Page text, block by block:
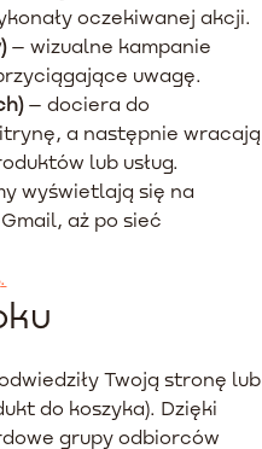
oczekiwanej akcji.
– wizualne kampanie
uwagę.
– dociera do
a następnie wracają
lub usług.
wyświetlają się na
aż po sieć
.
Twoją stronę lub
do koszyka). Dzięki
grupy odbiorców